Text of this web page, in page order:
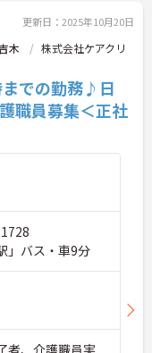
更新日：2025年10月20日
木
株式会社ケアクリ
までの勤務♪日
職員募集＜正社
」バス・車9分
者、介護職員実